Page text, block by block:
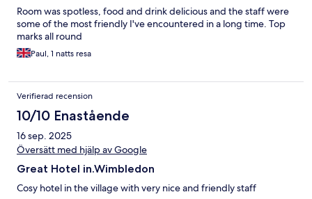
Room was spotless, food and drink delicious and the staff were
some of the most friendly I've encountered in a long time. Top
marks all round
Paul, 1 natts resa
Verifierad recension
10/10 Enastående
16 sep. 2025
Översätt med hjälp av Google
Great Hotel in.Wimbledon
Cosy hotel in the village with very nice and friendly staff